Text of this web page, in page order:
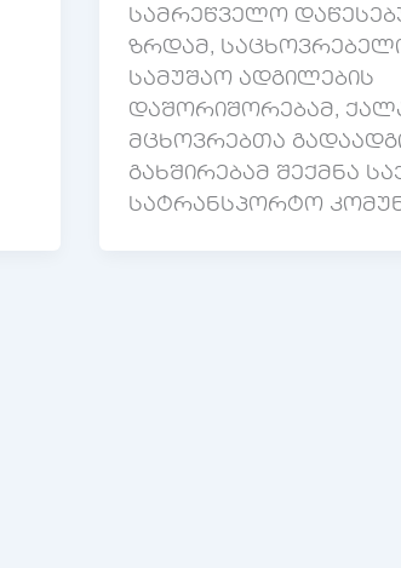
სამრეწველო
ზრდამ,
სამუშაო ადგილების
დაშორიშორებამ,
მცხოვრებთა
გახშირებამ შექმნა
სატრანსპორტო